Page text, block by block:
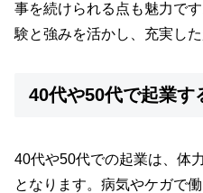
事を続けられる点も魅力で
験と強みを活かし、充実し
40代や50代で起業す
40代や50代での起業は、体
となります。病気やケガで